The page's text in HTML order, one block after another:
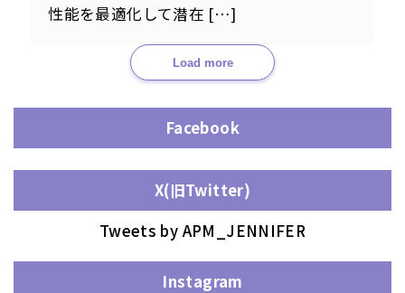
性能を最適化して潜在 […]
Load more
Facebook
X(旧Twitter)
Tweets by APM_JENNIFER
Instagram